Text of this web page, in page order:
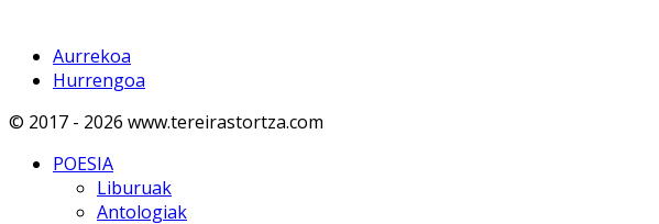
Aurrekoa
Hurrengoa
© 2017 - 2026 www.tereirastortza.com
POESIA
Liburuak
Antologiak